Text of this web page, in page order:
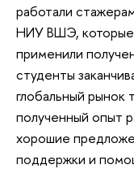
работали
НИУ ВШЭ, которые
применили
студенты
глобальный рынок
полученный опыт
хорошие
поддержки и